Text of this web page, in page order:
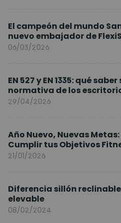
El campeón del mundo
nuevo embajador de
Europa
06/03/2026
EN 527 y EN 1335: qué
normativa de los
y sillas ergonómicas
29/04/2026
Año Nuevo, Nuevas
Cumplir tus Objetivos
Entrenando en Casa
21/01/2026
Diferencia sillón
elevable
08/02/2024